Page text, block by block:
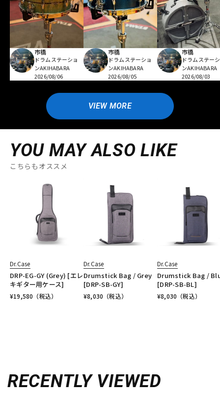
市橋
ドラムステーショ
ンAKIHABARA
2026/08/06
市橋
ドラムステーショ
ンAKIHABARA
2026/08/05
市橋
ドラムステー
ンAKIHABARA
2026/08/03
VIEW MORE
YOU MAY ALSO LIKE
こちらもオススメ
Dr.Case
DRP-EG-GY (Grey) [エレ
キギター用ケース]
¥19,580 （税込）
Dr.Case
Drumstick Bag / Grey
[DRP-SB-GY]
¥8,030 （税込）
Dr.Case
Drumstick Bag /
[DRP-SB-BL]
¥8,030 （税込）
RECENTLY VIEWED